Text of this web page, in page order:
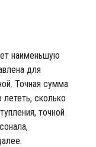
наименьшую
для
Точная сумма
сколько
точной